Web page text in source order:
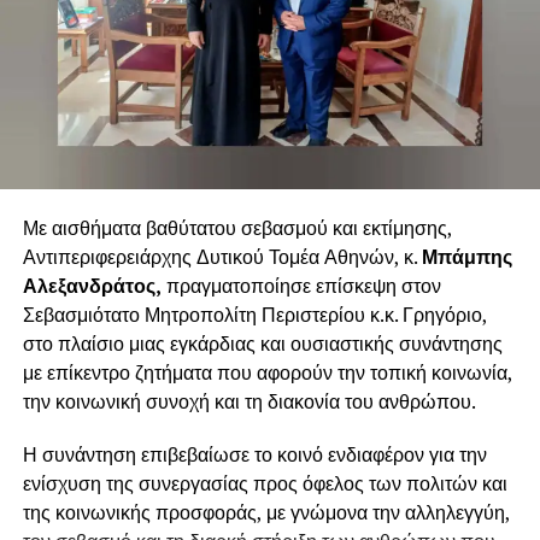
Με αισθήματα βαθύτατου σεβασμού και εκτίμησης,
Αντιπεριφερειάρχης Δυτικού Τομέα Αθηνών, κ. Μπάμπης
Αλεξανδράτος, πραγματοποίησε επίσκεψη στον
Σεβασμιότατο Μητροπολίτη Περιστερίου κ.κ. Γρηγόριο,
στο πλαίσιο μιας εγκάρδιας και ουσιαστικής συνάντησης
με επίκεντρο ζητήματα που αφορούν την τοπική κοινωνία,
την κοινωνική συνοχή και τη διακονία του ανθρώπου.
Η συνάντηση επιβεβαίωσε το κοινό ενδιαφέρον για την
ενίσχυση της συνεργασίας προς όφελος των πολιτών και
της κοινωνικής προσφοράς, με γνώμονα την αλληλεγγύη,